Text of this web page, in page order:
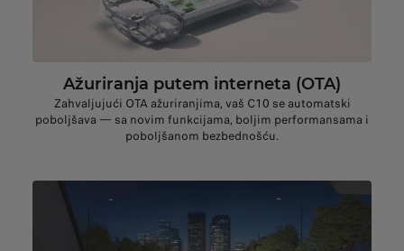
Ažuriranja putem interneta (OTA)
Zahvaljujući OTA ažuriranjima, vaš C10 se automatski
poboljšava — sa novim funkcijama, boljim performansama i
poboljšanom bezbednošću.